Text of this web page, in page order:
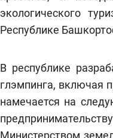
экологического
Республике
В республике
глэмпинга, включая
намечается на
Министерством